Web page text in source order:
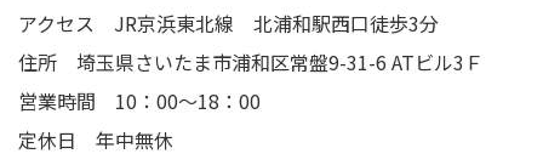
アクセス JR京浜東北線 北浦和駅西口徒歩3分
住所 埼玉県さいたま市浦和区常盤9-31-6 ATビル3Ｆ
営業時間 10：00～18：00
定休日 年中無休